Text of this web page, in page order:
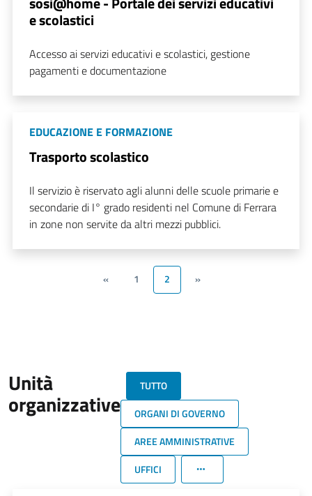
e scolastici
Accesso ai servizi educativi e scolastici, gestione
pagamenti e documentazione
EDUCAZIONE E FORMAZIONE
Trasporto scolastico
Il servizio è riservato agli alunni delle scuole primarie e
secondarie di I° grado residenti nel Comune di Ferrara
in zone non servite da altri mezzi pubblici.
« 1 2 »
Unità
organizzative
TUTTO
ORGANI DI GOVERNO
AREE AMMINISTRATIVE
UFFICI